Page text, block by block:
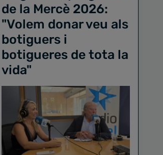
de la Mercè 2026:
"Volem donar veu als
botiguers i
botigueres de tota la
vida"